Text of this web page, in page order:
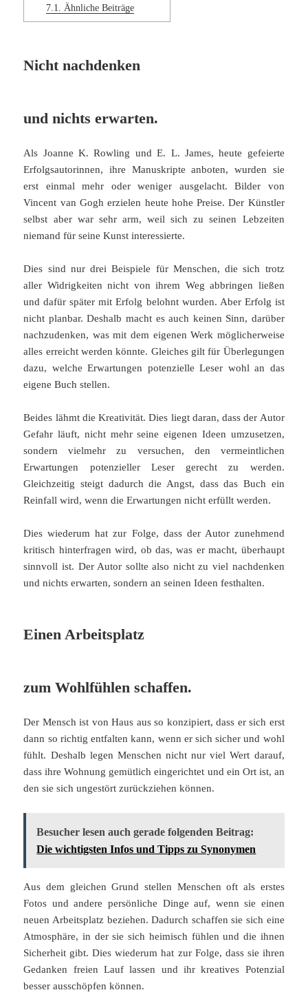
7.1.
Ähnliche Beiträge
Nicht nachdenken
und nichts erwarten.
Als Joanne K. Rowling und E. L. James, heute gefeierte
Erfolgsautorinnen, ihre Manuskripte anboten, wurden sie
erst einmal mehr oder weniger ausgelacht. Bilder von
Vincent van Gogh erzielen heute hohe Preise. Der Künstler
selbst aber war sehr arm, weil sich zu seinen Lebzeiten
niemand für seine Kunst interessierte.
Dies sind nur drei Beispiele für Menschen, die sich trotz
aller Widrigkeiten nicht von ihrem Weg abbringen ließen
und dafür später mit Erfolg belohnt wurden. Aber Erfolg ist
nicht planbar. Deshalb macht es auch keinen Sinn, darüber
nachzudenken, was mit dem eigenen Werk möglicherweise
alles erreicht werden könnte. Gleiches gilt für Überlegungen
dazu, welche Erwartungen potenzielle Leser wohl an das
eigene Buch stellen.
Beides lähmt die Kreativität. Dies liegt daran, dass der Autor
Gefahr läuft, nicht mehr seine eigenen Ideen umzusetzen,
sondern vielmehr zu versuchen, den vermeintlichen
Erwartungen potenzieller Leser gerecht zu werden.
Gleichzeitig steigt dadurch die Angst, dass das Buch ein
Reinfall wird, wenn die Erwartungen nicht erfüllt werden.
Dies wiederum hat zur Folge, dass der Autor zunehmend
kritisch hinterfragen wird, ob das, was er macht, überhaupt
sinnvoll ist. Der Autor sollte also nicht zu viel nachdenken
und nichts erwarten, sondern an seinen Ideen festhalten.
Einen Arbeitsplatz
zum Wohlfühlen schaffen.
Der Mensch ist von Haus aus so konzipiert, dass er sich erst
dann so richtig entfalten kann, wenn er sich sicher und wohl
fühlt. Deshalb legen Menschen nicht nur viel Wert darauf,
dass ihre Wohnung gemütlich eingerichtet und ein Ort ist, an
den sie sich ungestört zurückziehen können.
Besucher lesen auch gerade folgenden Beitrag:
Die wichtigsten Infos und Tipps zu Synonymen
Aus dem gleichen Grund stellen Menschen oft als erstes
Fotos und andere persönliche Dinge auf, wenn sie einen
neuen Arbeitsplatz beziehen. Dadurch schaffen sie sich eine
Atmosphäre, in der sie sich heimisch fühlen und die ihnen
Sicherheit gibt. Dies wiederum hat zur Folge, dass sie ihren
Gedanken freien Lauf lassen und ihr kreatives Potenzial
besser ausschöpfen können.